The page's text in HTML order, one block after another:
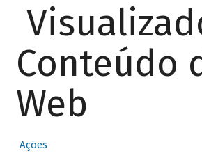
Conteúdo
Web
Ações